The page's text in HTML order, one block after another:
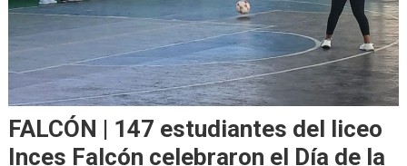
FALCÓN | 147 estudiantes del liceo
Inces Falcón celebraron el Día de la